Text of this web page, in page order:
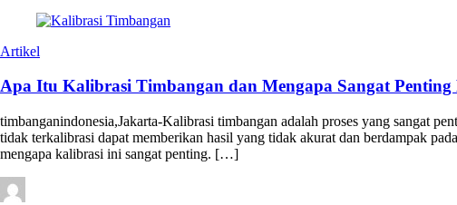
Artikel
Apa Itu Kalibrasi Timbangan dan Mengapa Sangat Penting
timbanganindonesia,Jakarta-Kalibrasi timbangan adalah proses yang sangat
tidak terkalibrasi dapat memberikan hasil yang tidak akurat dan berdampak
mengapa kalibrasi ini sangat penting. […]